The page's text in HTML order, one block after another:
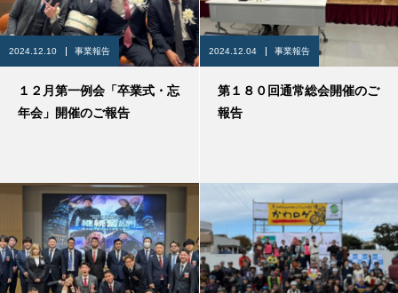
2024.12.10 事業報告
１２月第一例会「卒業式・忘
年会」開催のご報告
2024.12.04 事業報告
第１８０回通常総会開催のご
報告